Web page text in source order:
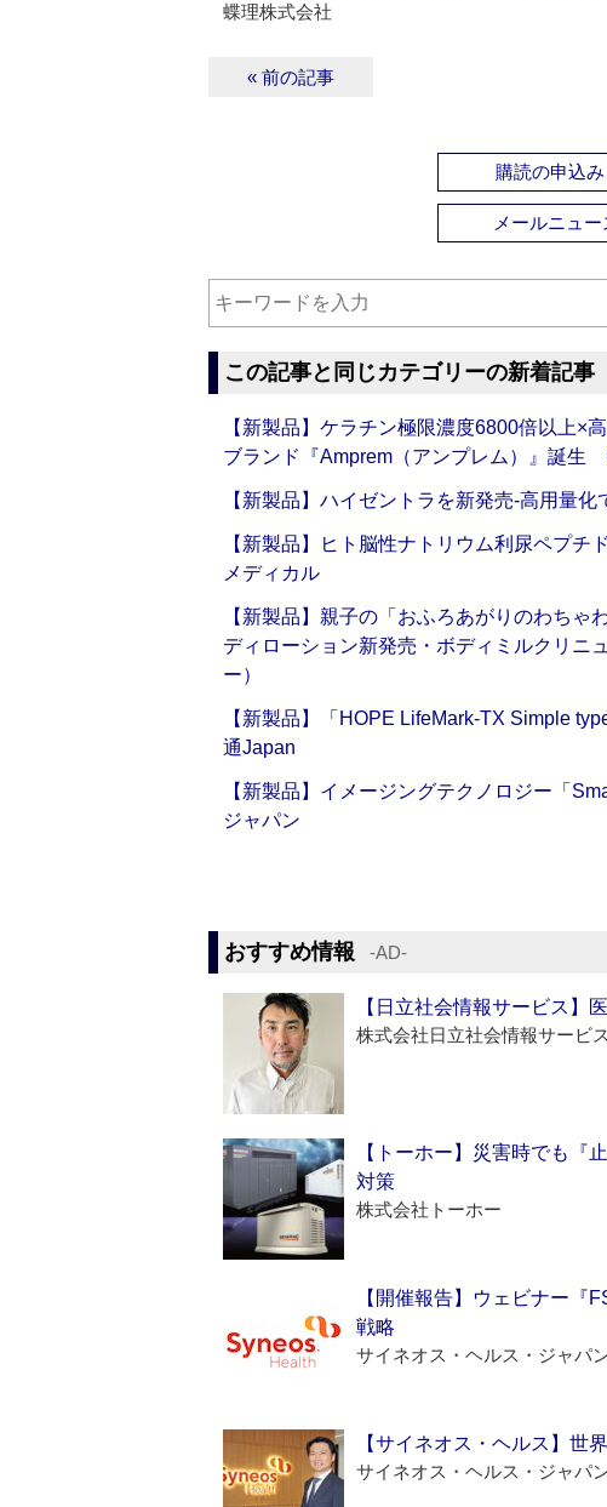
蝶理株式会社
« 前の記事
購読の申込み
メールニュー
この記事と同じカテゴリーの新着記事
【新製品】ケラチン極限濃度6800倍以上×
ブランド『Amprem（アンプレム）』誕生
【新製品】ハイゼントラを新発売‐高用量
【新製品】ヒト脳性ナトリウム利尿ペプ
メディカル
【新製品】親子の「おふろあがりのわちゃ
ディローション新発売・ボディミルクリ
ー）
【新製品】「HOPE LifeMark-TX Simple
通Japan
【新製品】イメージングテクノロジー「
ジャパン
おすすめ情報 ‐AD‐
【日立社会情報サービス】
株式会社日立社会情報サービス
【トーホー】災害時でも
対策
株式会社トーホー
【開催報告】ウェビナー『
戦略
サイネオス・ヘルス・ジャパ
【サイネオス・ヘルス】世
サイネオス・ヘルス・ジャパ